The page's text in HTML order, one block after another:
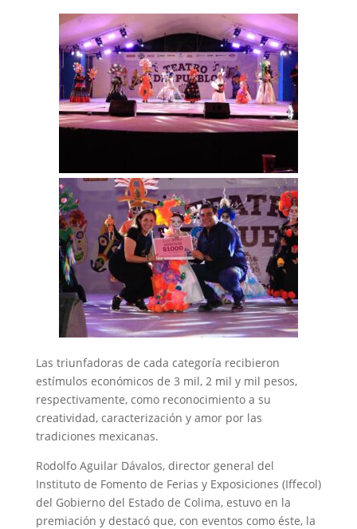
Las triunfadoras de cada categoría recibieron
estímulos económicos de 3 mil, 2 mil y mil pesos,
respectivamente, como reconocimiento a su
creatividad, caracterización y amor por las
tradiciones mexicanas.
Rodolfo Aguilar Dávalos, director general del
Instituto de Fomento de Ferias y Exposiciones (Iffecol)
del Gobierno del Estado de Colima, estuvo en la
premiación y destacó que, con eventos como éste, la